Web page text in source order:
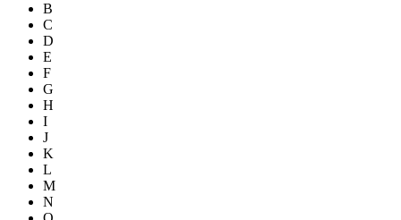
B
C
D
E
F
G
H
I
J
K
L
M
N